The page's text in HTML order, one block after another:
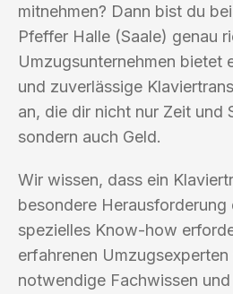
mitnehmen? Dann bist du
Pfeffer Halle (Saale) genau
Umzugsunternehmen bietet
und zuverlässige
an, die dir nicht nur Zeit und
sondern auch Geld.
Wir wissen, dass ein
besondere Herausforderung
spezielles Know-how
erfahrenen
notwendige Fachwissen